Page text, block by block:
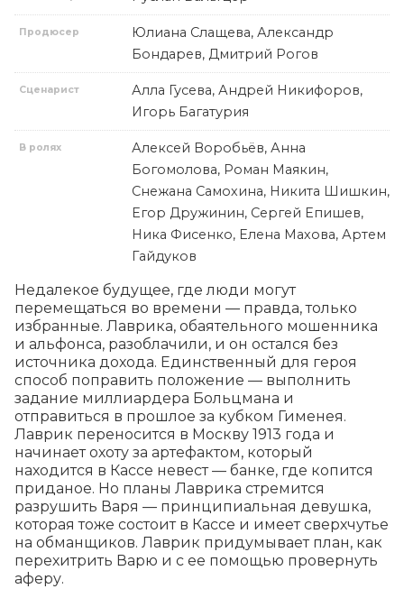
Продюсер
Юлиана Слащева, Александр
Бондарев, Дмитрий Рогов
Сценарист
Алла Гусева, Андрей Никифоров,
Игорь Багатурия
В ролях
Алексей Воробьёв, Анна
Богомолова, Роман Маякин,
Снежана Самохина, Никита Шишкин,
Егор Дружинин, Сергей Епишев,
Ника Фисенко, Елена Махова, Артем
Гайдуков
Недалекое будущее, где люди могут
перемещаться во времени — правда, только
избранные. Лаврика, обаятельного мошенника
и альфонса, разоблачили, и он остался без
источника дохода. Единственный для героя
способ поправить положение — выполнить
задание миллиардера Больцмана и
отправиться в прошлое за кубком Гименея.
Лаврик переносится в Москву 1913 года и
начинает охоту за артефактом, который
находится в Кассе невест — банке, где копится
приданое. Но планы Лаврика стремится
разрушить Варя — принципиальная девушка,
которая тоже состоит в Кассе и имеет сверхчутье
на обманщиков. Лаврик придумывает план, как
перехитрить Варю и с ее помощью провернуть
аферу.